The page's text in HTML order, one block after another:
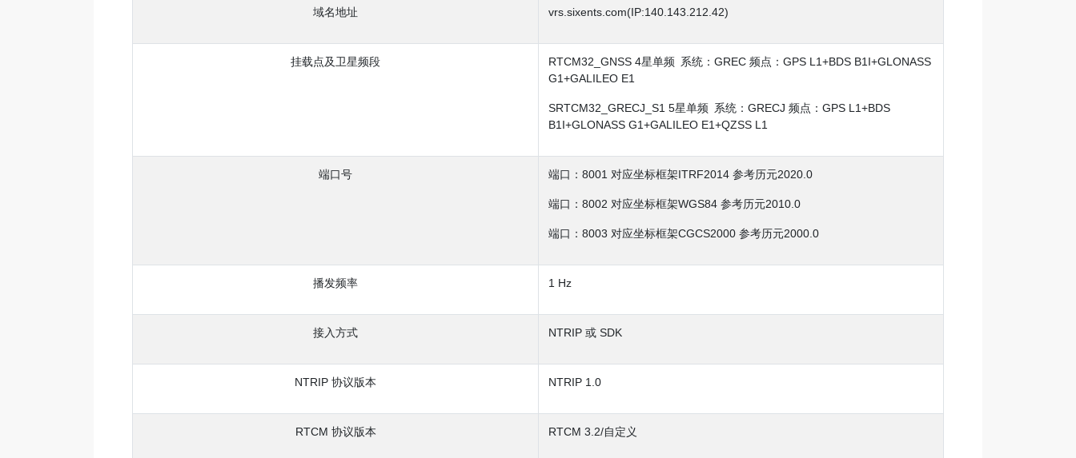
域名地址 vrs.sixents.com(IP:140.143.212.42)
挂载点及卫星频段
RTCM32_GNSS 4星单频 系统：GREC 频点：GPS L1+BDS B1I+GLONASS
G1+GALILEO E1
SRTCM32_GRECJ_S1 5星单频 系统：GRECJ 频点：GPS L1+BDS
B1I+GLONASS G1+GALILEO E1+QZSS L1
端口号 端口：8001 对应坐标框架ITRF2014 参考历元2020.0
端口：8002 对应坐标框架WGS84 参考历元2010.0
端口：8003 对应坐标框架CGCS2000 参考历元2000.0
播发频率 1 Hz
接入方式 NTRIP 或 SDK
NTRIP 协议版本 NTRIP 1.0
RTCM 协议版本 RTCM 3.2/自定义